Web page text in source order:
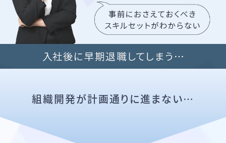
組織開発が計画通りに進まない…